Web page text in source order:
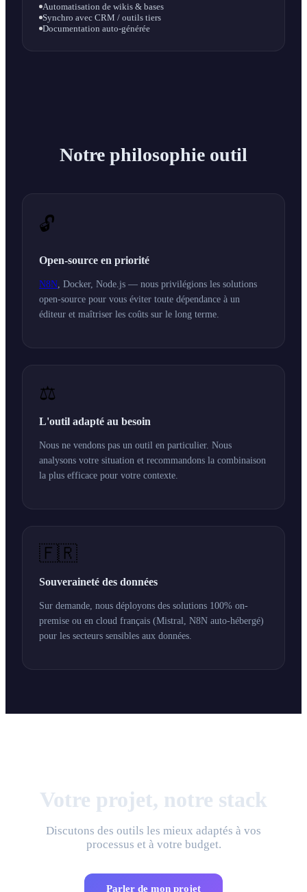
Automatisation de wikis & bases
Synchro avec CRM / outils tiers
Documentation auto-générée
Notre philosophie outil
🔓
Open-source en priorité
N8N , Docker, Node.js — nous privilégions les solutions
open-source pour vous éviter toute dépendance à un
éditeur et maîtriser les coûts sur le long terme.
⚖️
L'outil adapté au besoin
Nous ne vendons pas un outil en particulier. Nous
analysons votre situation et recommandons la combinaison
la plus efficace pour votre contexte.
🇫🇷
Souveraineté des données
Sur demande, nous déployons des solutions 100% on-
premise ou en cloud français (Mistral, N8N auto-hébergé)
pour les secteurs sensibles aux données.
Votre projet, notre stack
Discutons des outils les mieux adaptés à vos
processus et à votre budget.
Parler de mon projet